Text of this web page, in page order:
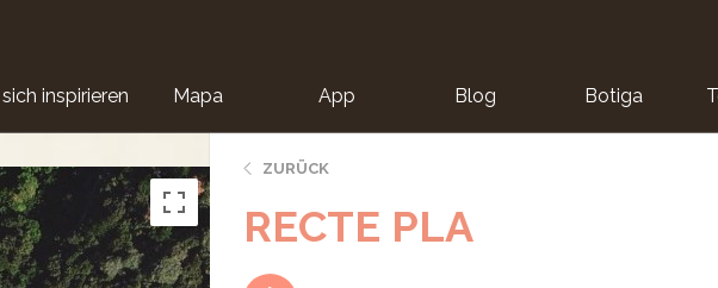
inspirieren Mapa App Blog Botiga
ZURÜCK
RECTE PLA